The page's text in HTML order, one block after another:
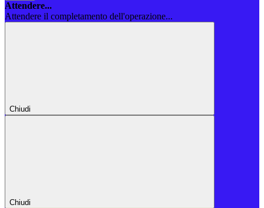
Attendere...
Attendere il completamento dell'operazione...
Chiudi
Chiudi